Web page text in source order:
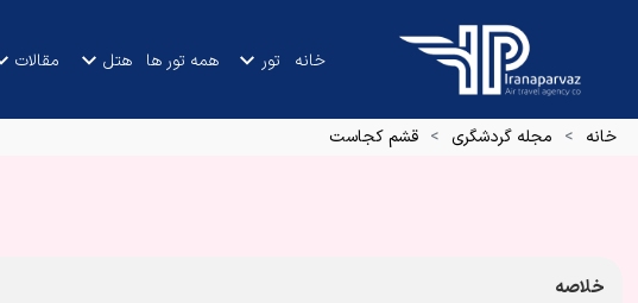
خانه تور همه تور ها هتل مقالات
خانه مجله گردشگری قشم کجاست
خلاصه